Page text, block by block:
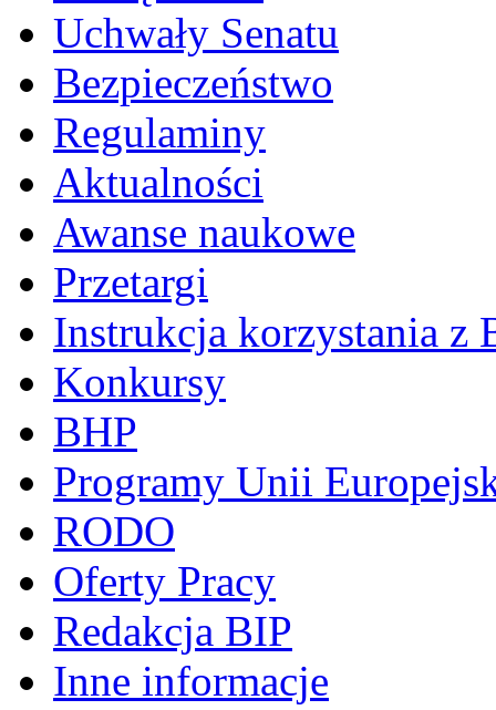
Uchwały Senatu
Bezpieczeństwo
Regulaminy
Aktualności
Awanse naukowe
Przetargi
Instrukcja korzystania z
Konkursy
BHP
Programy Unii
RODO
Oferty Pracy
Redakcja BIP
Inne informacje